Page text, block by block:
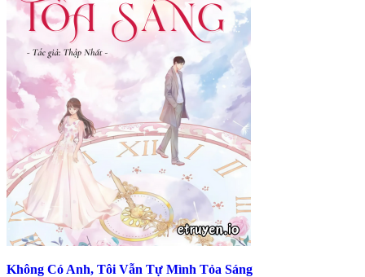
Không Có Anh, Tôi Vẫn Tự Mình Tỏa Sáng